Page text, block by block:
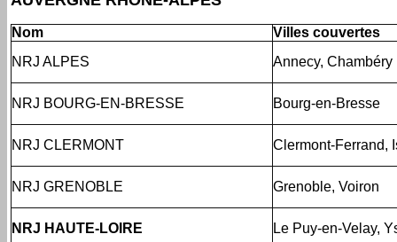
Nom
Villes couvertes
NRJ ALPES
Annecy, Chambéry
NRJ BOURG-EN-BRESSE Bourg-en-Bresse
NRJ CLERMONT Clermont-Ferrand,
NRJ GRENOBLE Grenoble, Voiron
NRJ HAUTE-LOIRE Le Puy-en-Velay,